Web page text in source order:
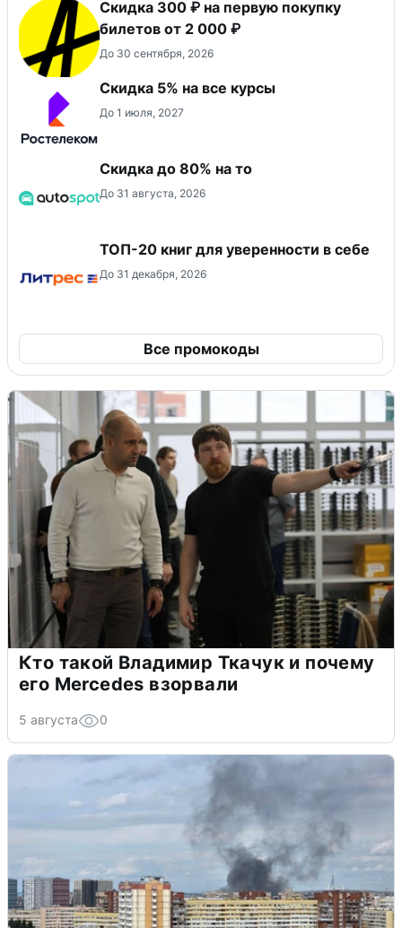
Скидка 300 ₽ на первую покупку
билетов от 2 000 ₽
До 30 сентября, 2026
Скидка 5% на все курсы
До 1 июля, 2027
Скидка до 80% на то
До 31 августа, 2026
ТОП-20 книг для уверенности в себе
До 31 декабря, 2026
Все промокоды
Кто такой Владимир Ткачук и почему
его Mercedes взорвали
5 августа 0